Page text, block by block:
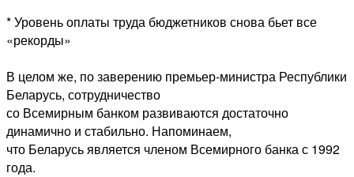
* Уровень оплаты труда бюджетников снова бьет все
«рекорды»
В целом же, по заверению премьер-министра Республики
Беларусь, сотрудничество
со Всемирным банком развиваются достаточно
динамично и стабильно. Напоминаем,
что Беларусь является членом Всемирного банка с 1992
года.